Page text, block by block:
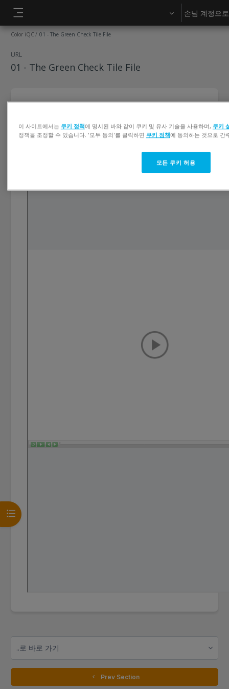
손님 계정으
강의 목차 열기
Color iQC 01 - The Green Check Tile File
URL
01 - The Green Check Tile File
  Prev Section
이 사이트에서는 쿠키 정책에 명시된 바와 같이 쿠키 및 유사 기술을 사용하며, 쿠키
정책을 조정할 수 있습니다. '모두 동의'를 클릭하면 쿠키 정책에 동의하는 것으로 간
모든 쿠키 허용